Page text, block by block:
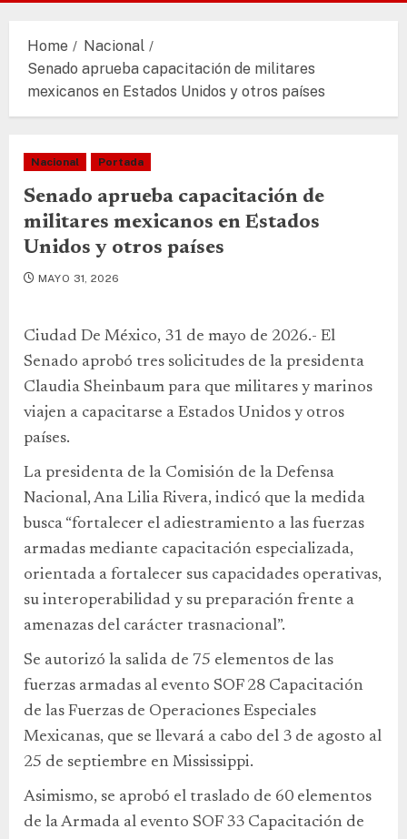
Home
Nacional
Senado aprueba capacitación de militares
mexicanos en Estados Unidos y otros países
Nacional Portada
Senado aprueba capacitación de
militares mexicanos en Estados
Unidos y otros países
MAYO 31, 2026
Ciudad De México, 31 de mayo de 2026.- El
Senado aprobó tres solicitudes de la presidenta
Claudia Sheinbaum para que militares y marinos
viajen a capacitarse a Estados Unidos y otros
países.
La presidenta de la Comisión de la Defensa
Nacional, Ana Lilia Rivera, indicó que la medida
busca “fortalecer el adiestramiento a las fuerzas
armadas mediante capacitación especializada,
orientada a fortalecer sus capacidades operativas,
su interoperabilidad y su preparación frente a
amenazas del carácter trasnacional”.
Se autorizó la salida de 75 elementos de las
fuerzas armadas al evento SOF 28 Capacitación
de las Fuerzas de Operaciones Especiales
Mexicanas, que se llevará a cabo del 3 de agosto al
25 de septiembre en Mississippi.
Asimismo, se aprobó el traslado de 60 elementos
de la Armada al evento SOF 33 Capacitación de